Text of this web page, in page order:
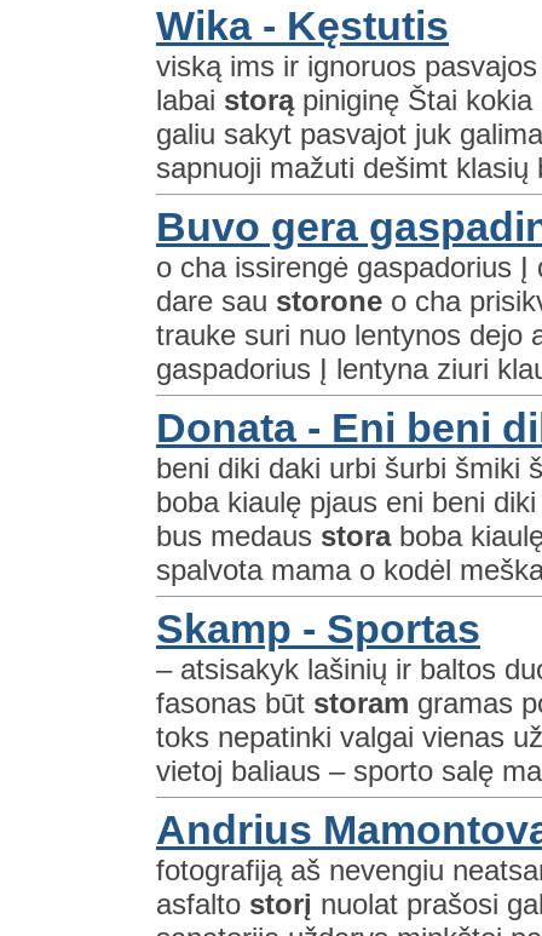
Wika - Kęstutis
viską ims ir ignoruos
labai storąpiniginę Štai kokia
galiu sakyt pasvajot juk
sapnuoji mažuti dešimt klasių
Buvo gera
o cha issirengė gaspadorius
dare sau storone o cha
trauke suri nuo lentynos dejo
gaspadorius Į lentyna ziuri
Donata - Eni beni
beni diki daki urbi šurbi šmiki
boba kiaulę pjaus eni beni
bus medaus storaboba
spalvota mama o kodėl
Skamp - Sportas
– atsisakyk lašinių ir baltos
fasonas būt storam gramas
toks nepatinki valgai vienas
vietoj baliaus – sporto salę
Andrius
fotografiją aš nevengiu
asfalto storį nuolat prašosi